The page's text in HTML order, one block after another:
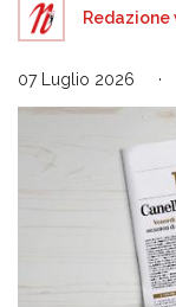
Redazione
07 Luglio 2026